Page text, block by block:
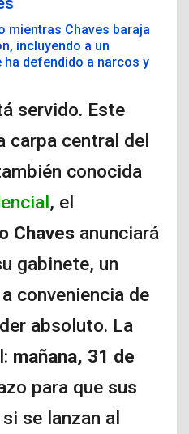
mientras Chaves baraja
incluyendo a un
defendido a narcos y
servido. Este
carpa central del
conocida
, el
Chaves anunciará
gabinete, un
conveniencia de
absoluto. La
mañana, 31 de
para que sus
se lanzan al